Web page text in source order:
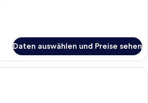
Daten auswählen und Preise sehen